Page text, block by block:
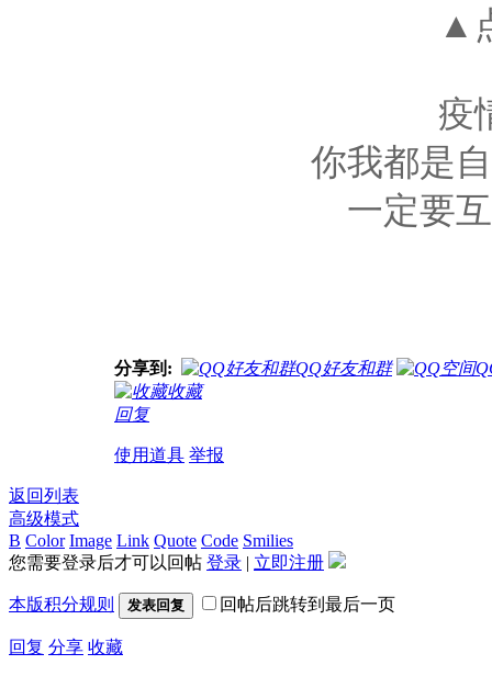
▲
疫
你我都是
一定要
分享到: QQ好友和群
收藏
回复
使用道具 举报
返回列表
高级模式
B Color Image Link Quote Code Smilies
您需要登录后才可以回帖 登录 | 立即注册
本版积分规则 发表回复 回帖后跳转到最后一页
回复 分享 收藏